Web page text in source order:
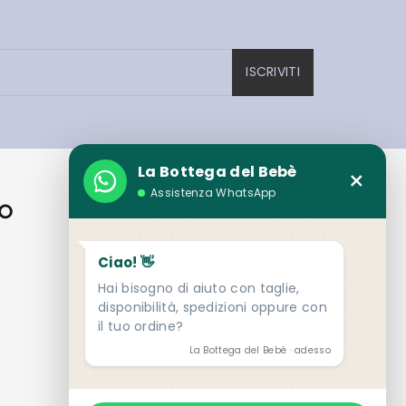
ISCRIVITI
Loc. Sandalli 111 - Rizziconi (RC)
presso Centro Commerciale ''Porto
Degli Ulivi''
La Bottega del Bebè
Assistenza WhatsApp ×
Ciao! 👋
Hai bisogno di aiuto con taglie,
disponibilità, spedizioni oppure con
il tuo ordine?
La Bottega del Bebè · adesso